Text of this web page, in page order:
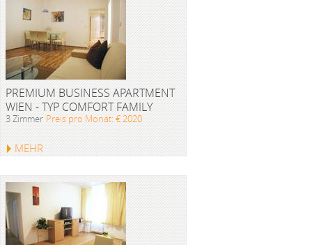
PREMIUM BUSINESS APARTMENT
WIEN - TYP COMFORT FAMILY
3 Zimmer Preis pro Monat: € 2020
MEHR